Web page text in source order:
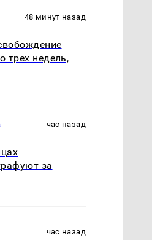
48 минут назад
трех недель,
час назад
за
час назад